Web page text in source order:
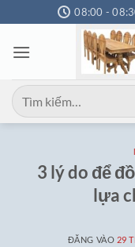
qua
nội
08:00 -
Tìm
kiếm:
3 lý do để
lựa
ĐĂNG VÀO 29